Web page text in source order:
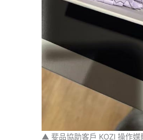
▲ 斐品協助客戶 KOZI 操作媒